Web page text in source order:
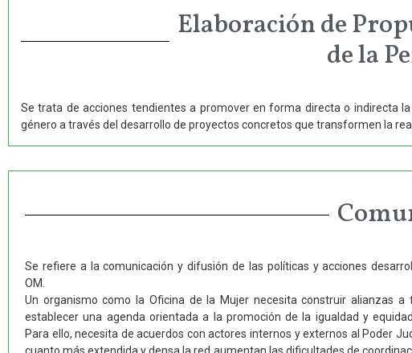
Elaboración de
de la
Se trata de acciones tendientes a promover en forma directa o indirecta la
género a través del desarrollo de proyectos concretos que transformen la
Se refiere a la comunicación y difusión de las políticas y acciones
OM.
Un organismo como la Oficina de la Mujer necesita construir alianzas a
establecer una agenda orientada a la promoción de la igualdad y
Para ello, necesita de acuerdos con actores internos y externos al Poder